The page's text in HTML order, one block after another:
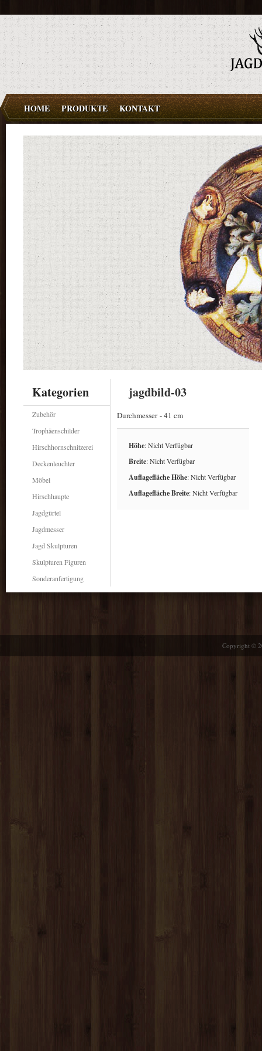
HOME PRODUKTE KONTAKT
jagdbild-03
Durchmesser - 41 cm
Höhe: Nicht Verfügbar
Breite: Nicht Verfügbar
Auflagefläche Höhe: Nicht Verfügbar
Auflagefläche Breite: Nicht Verfügbar
Kategorien
Zubehör
Trophäenschilder
Hirschhornschnitzerei
Deckenleuchter
Möbel
Hirschhaupte
Jagdgürtel
Jagdmesser
Jagd Skulpturen
Skulpturen Figuren
Sonderanfertigung
Copyright ©